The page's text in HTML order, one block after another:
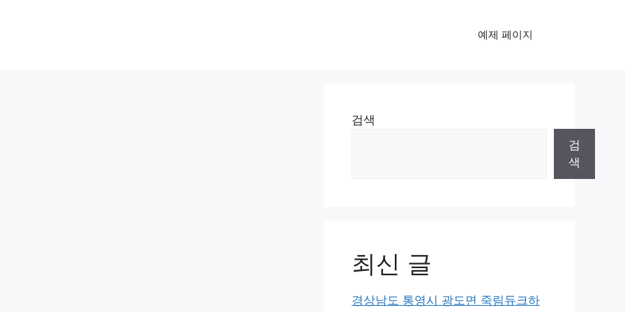
예제 페이지
검색
검
색
최신 글
경상남도 통영시 광도면 죽림듀크하